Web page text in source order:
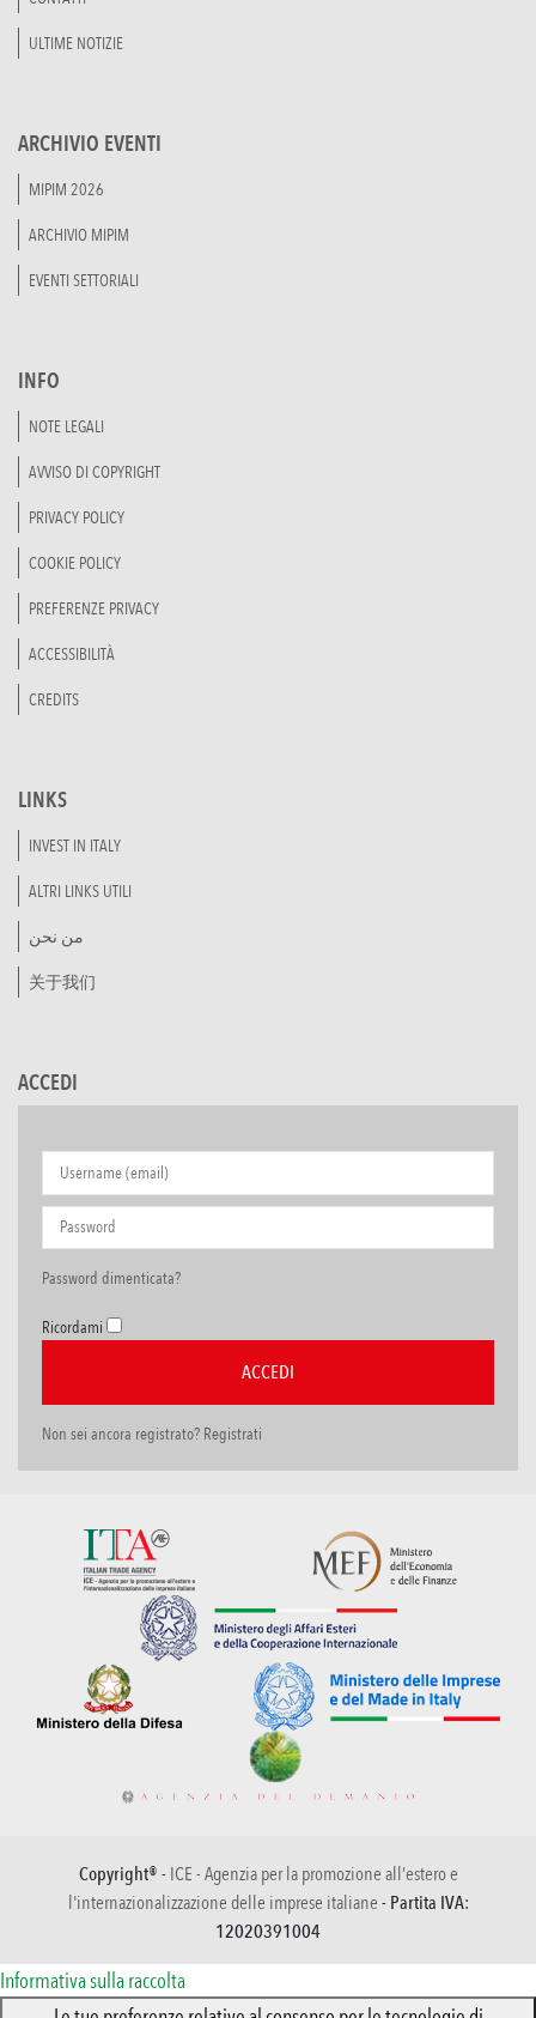
ULTIME NOTIZIE
ARCHIVIO EVENTI
MIPIM 2026
ARCHIVIO MIPIM
EVENTI SETTORIALI
INFO
NOTE LEGALI
AVVISO DI COPYRIGHT
PRIVACY POLICY
COOKIE POLICY
PREFERENZE PRIVACY
ACCESSIBILITÀ
CREDITS
LINKS
INVEST IN ITALY
ALTRI LINKS UTILI
من نحن
关于我们
ACCEDI
Password dimenticata?
Ricordami
Non sei ancora registrato? Registrati
Copyright® - ICE - Agenzia per la promozione all’estero e
l'internazionalizzazione delle imprese italiane - Partita IVA:
12020391004
Informativa sulla raccolta